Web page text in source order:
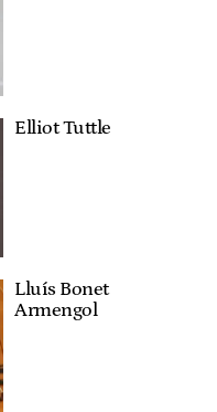
Elliot Tuttle
Lluís Bonet
Armengol